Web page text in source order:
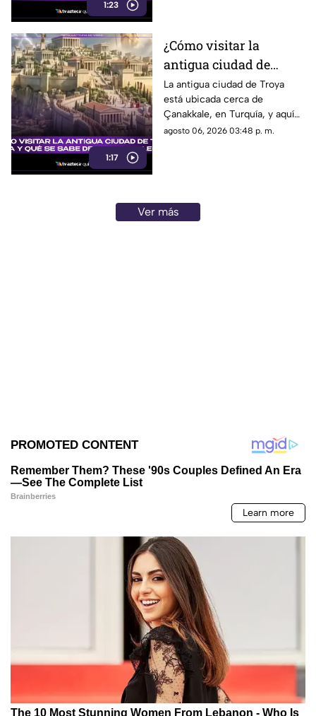
1:23
1:17
¿Cómo visitar la
antigua ciudad de
Troya en Turquía y qué
se sabe de su origen
legendario?
La antigua ciudad de Troya
está ubicada cerca de
Çanakkale, en Turquía, y aquí
te explicamos todos los
agosto 06, 2026 03:48 p. m.
Ver más